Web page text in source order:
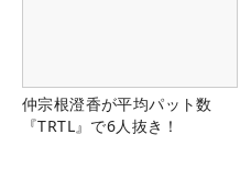
仲宗根澄香が平均パット数
『TRTL』で6人抜き！